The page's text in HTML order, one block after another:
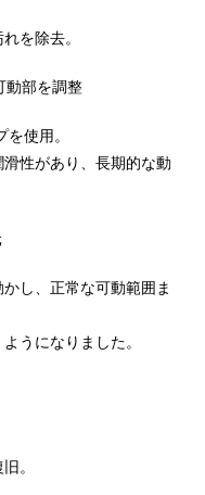
を除去。
部を調整
使用。
性があり、長期的な動
し、正常な可動範囲ま
うになりました。
。